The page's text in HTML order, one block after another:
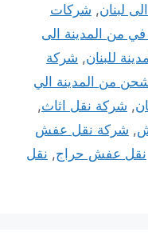
لبنان, شركات
من المدينة الى
للبنان, شركة
من المدينة الي
, شركة نقل اثاث,
, شركة نقل عفش
نقل عفش حراج, نقل